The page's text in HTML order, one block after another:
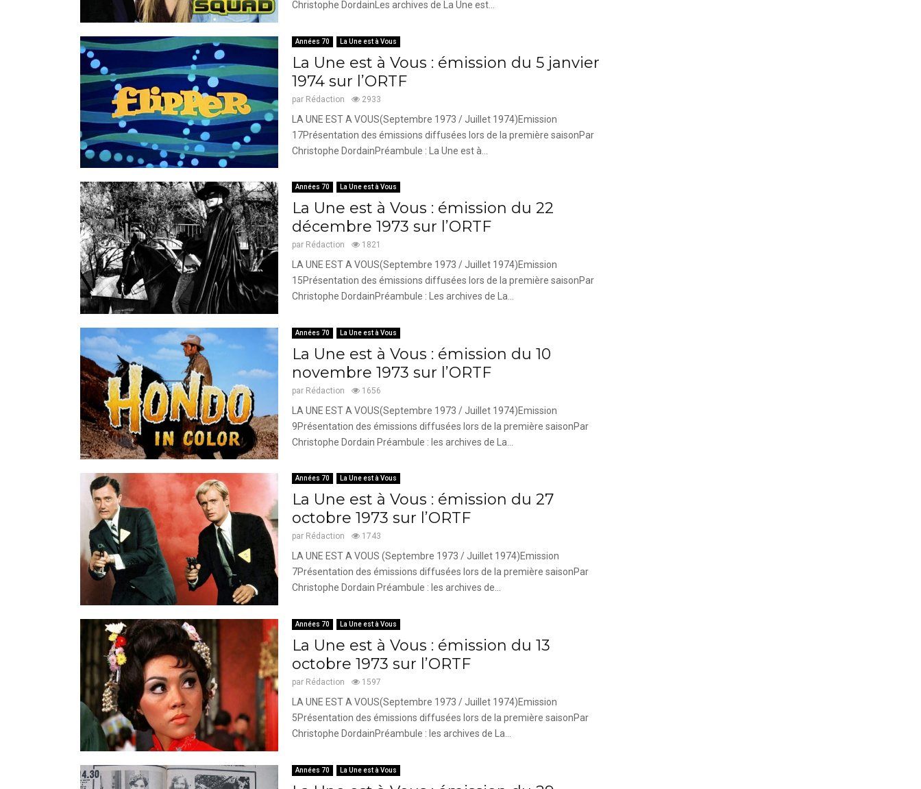
Christophe DordainLes archives de La Une est...
Années 70 La Une est à Vous
La Une est à Vous : émission du 5 janvier
1974 sur l’ORTF
par Rédaction 2933
LA UNE EST A VOUS(Septembre 1973 / Juillet 1974)Emission
17Présentation des émissions diffusées lors de la première saisonPar
Christophe DordainPréambule : La Une est à...
Années 70 La Une est à Vous
La Une est à Vous : émission du 22
décembre 1973 sur l’ORTF
par Rédaction 1821
LA UNE EST A VOUS(Septembre 1973 / Juillet 1974)Emission
15Présentation des émissions diffusées lors de la première saisonPar
Christophe DordainPréambule : Les archives de La...
Années 70 La Une est à Vous
La Une est à Vous : émission du 10
novembre 1973 sur l’ORTF
par Rédaction 1656
LA UNE EST A VOUS(Septembre 1973 / Juillet 1974)Emission
9Présentation des émissions diffusées lors de la première saisonPar
Christophe Dordain Préambule : les archives de La...
Années 70 La Une est à Vous
La Une est à Vous : émission du 27
octobre 1973 sur l’ORTF
par Rédaction 1743
LA UNE EST A VOUS (Septembre 1973 / Juillet 1974)Emission
7Présentation des émissions diffusées lors de la première saisonPar
Christophe Dordain Préambule : les archives de...
Années 70 La Une est à Vous
La Une est à Vous : émission du 13
octobre 1973 sur l’ORTF
par Rédaction 1597
LA UNE EST A VOUS(Septembre 1973 / Juillet 1974)Emission
5Présentation des émissions diffusées lors de la première saisonPar
Christophe DordainPréambule : les archives de La...
Années 70 La Une est à Vous